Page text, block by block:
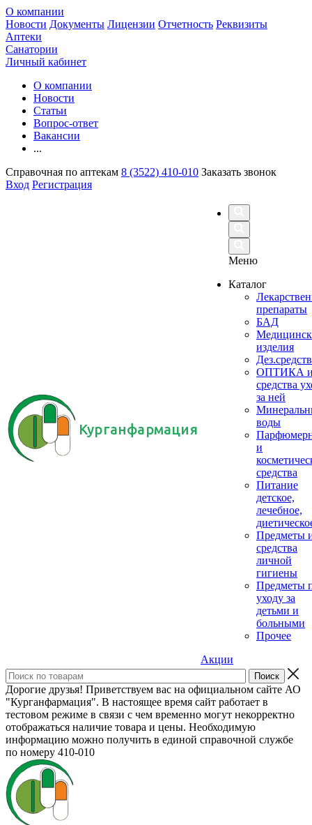
О компании
Новости Документы Лицензии Отчетность Реквизиты
Аптеки
Санатории
Личный кабинет
О компании
Новости
Статьи
Вопрос-ответ
Вакансии
...
Справочная по аптекам 8 (3522) 410-010 Заказать звонок
Вход Регистрация
Курганфармация
Меню
Каталог
препараты
БАД
изделия
ОПТИКА
средства
за ней
воды
и
средства
Питание
детское,
лечебное,
Предметы
средства
личной
гигиены
Предметы
уходу за
детьми и
больными
Прочее
Акции
Дорогие друзья! Приветствуем вас на официальном сайте АО
"Курганфармация". В настоящее время сайт работает в
тестовом режиме в связи с чем временно могут некорректно
отображаться наличие товара и цены. Необходимую
информацию можно получить в единой справочной службе
по номеру 410-010